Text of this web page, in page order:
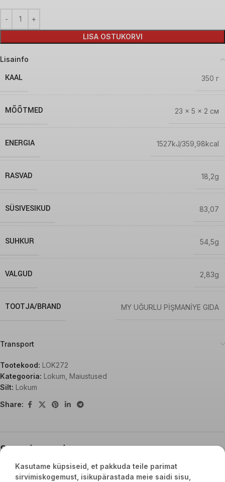
LISA OSTUKORVI
Lisainfo
KAAL 350 г
MÕÕTMED 23 × 5 × 2 см
ENERGIA 1527kJ/359,98kcal
RASVAD 18,2g
SÜSIVESIKUD 83,07
SUHKUR 54,5g
VALGUD 2,83g
TOOTJA/BRAND MY UĞURLU PİŞMANİYE GIDA
Transport
Tootekood: LOK272
Kategooria: Lokum Maiustused
Silt: Lokum
Share:
Seotud tooted
HOT
Kasutame küpsiseid, et pakkuda teile parimat
sirvimiskogemust, isikupärastada meie saidi sisu,